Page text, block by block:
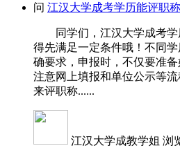
问 江汉大学成考学历能评职
同学们，江汉大学成考学
得先满足一定条件哦！不同
确要求，申报时，不仅要准
注意网上填报和单位公示等
来评职称......
江汉大学成教学姐 浏